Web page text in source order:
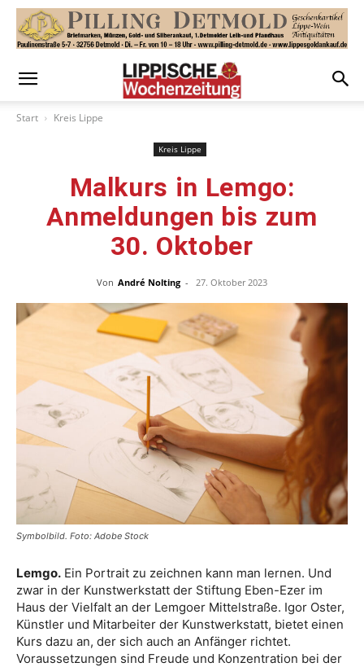
Start Kreis Lippe
Kreis Lippe
Malkurs in Lemgo:
Anmeldungen bis zum
30. Oktober
Von André Nolting - 27. Oktober 2023
Symbolbild. Foto: Adobe Stock
Lemgo. Ein Portrait zu zeichnen kann man lernen. Und
zwar in der Kunstwerkstatt der Stiftung Eben-Ezer im
Haus der Vielfalt an der Lemgoer Mittelstraße. Igor Oster,
Künstler und Mitarbeiter der Kunstwerkstatt, bietet einen
Kurs dazu an, der sich auch an Anfänger richtet.
Voraussetzungen sind Freude und Konzentration bei der